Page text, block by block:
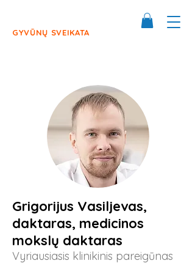
GYVŪNŲ SVEIKATA
Grigorijus Vasiljevas,
daktaras, medicinos
mokslų daktaras
Vyriausiasis klinikinis pareigūnas